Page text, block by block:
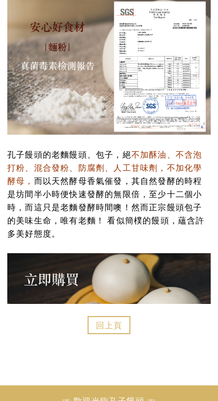
孔子饅頭的老麵饅頭、包子，絕不加酥油、不含泡
打粉、混合發粉、防腐劑、人工甘味劑，不加化學
酵母， 而以天然酵母香氣催發，其自然發酵的時程
是坊間半小時便快速發酵的無限倍，至少十二個小
時，而這只是老麵發酵時間噢！然而正宗饅頭包子
的美味生命，唯有老麵！ 看似簡樸的饅頭，蘊含許
多美好態度。
回上頁